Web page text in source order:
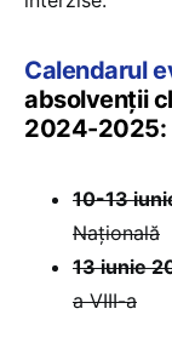
Calendarul
absolvenții
2024-2025:
10-13
Națională
13 iunie
a VIII-a